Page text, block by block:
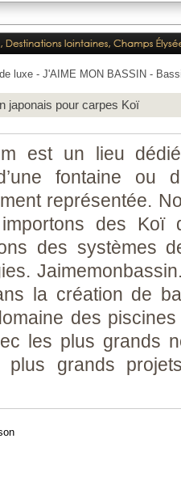
luxe - J'AIME MON BASSIN -
japonais pour carpes Koï
est un lieu
fontaine ou
représentée.
des Koï
des systèmes
la création de
des
les plus grands
plus grands